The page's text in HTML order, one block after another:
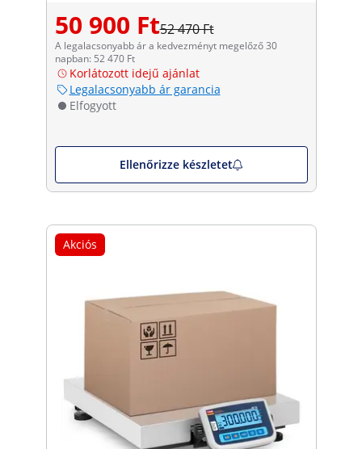
50 900 Ft52 470 Ft
A legalacsonyabb ár a kedvezményt megelőző 30
napban: 52 470 Ft
Korlátozott idejű ajánlat
Legalacsonyabb ár garancia
Elfogyott
Ellenőrizze készletet
Akciós